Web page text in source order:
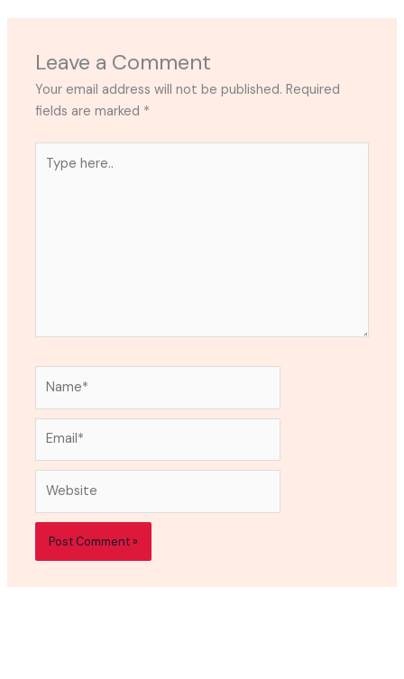
Leave a Comment
Your email address will not be published. Required
fields are marked *
here..